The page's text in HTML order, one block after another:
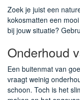
Zoek je juist een
kokosmatten een
bij jouw situatie?
Onderhoud
Een buitenmat van
vraagt weinig
schoon. Toch is het